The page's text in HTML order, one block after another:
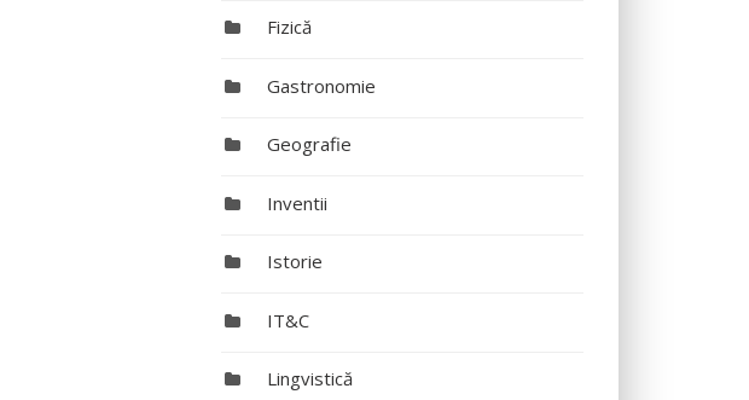
Fizică
Gastronomie
Geografie
Inventii
Istorie
IT&C
Lingvistică